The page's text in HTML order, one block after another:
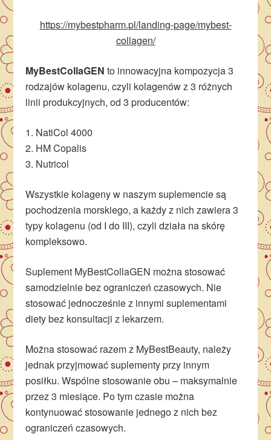
https://mybestpharm.pl/landing-page/mybest-
collagen/
MyBestCollaGEN to innowacyjna kompozycja 3
rodzajów kolagenu, czyli kolagenów z 3 różnych
linii produkcyjnych, od 3 producentów:
1. NatiCol 4000
2. HM Copalis
3. Nutricol
Wszystkie kolageny w naszym suplemencie są
pochodzenia morskiego, a każdy z nich zawiera 3
typy kolagenu (od I do III), czyli działa na skórę
kompleksowo.
Suplement MyBestCollaGEN można stosować
samodzielnie bez ograniczeń czasowych. Nie
stosować jednocześnie z innymi suplementami
diety bez konsultacji z lekarzem.
Można stosować razem z MyBestBeauty, należy
jednak przyjmować suplementy przy innym
posiłku. Wspólne stosowanie obu – maksymalnie
przez 3 miesiące. Po tym czasie można
kontynuować stosowanie jednego z nich bez
ograniczeń czasowych.